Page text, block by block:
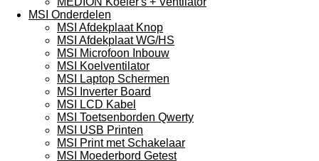
MSI Onderdelen
MSI Afdekplaat Knop
MSI Afdekplaat WG/HS
MSI Microfoon Inbouw
MSI Koelventilator
MSI Laptop Schermen
MSI Inverter Board
MSI LCD Kabel
MSI Toetsenborden Qwerty
MSI USB Printen
MSI Print met Schakelaar
MSI Moederbord Getest